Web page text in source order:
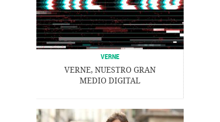
VERNE
VERNE, NUESTRO GRAN
MEDIO DIGITAL